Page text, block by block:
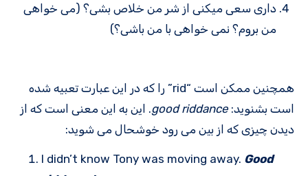
داری سعی میکنی از شر من خلاص بشی؟ (می خواهی
من بروم؟ نمی خواهی با من باشی؟)
همچنین ممکن است “rid” را که در این عبارت تعبیه شده
است بشنوید: good riddance. این به این معنی است که از
دیدن چیزی که از بین می رود خوشحال می شوید:
I didn’t know Tony was moving away. Good